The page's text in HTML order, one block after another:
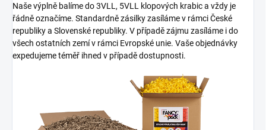
Naše výplně balíme do 3VLL, 5VLL klopových krabic a vždy je
řádně označíme. Standardně zásilky zasíláme v rámci České
republiky a Slovenské republiky. V případě zájmu zasíláme i do
všech ostatních zemí v rámci Evropské unie. Vaše objednávky
expedujeme téměř ihned v případě dostupnosti.